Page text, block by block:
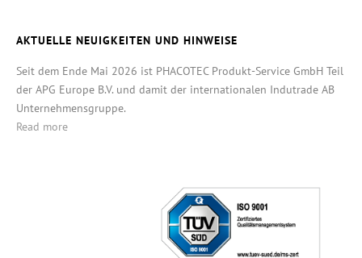
AKTUELLE NEUIGKEITEN UND HINWEISE
Seit dem Ende Mai 2026 ist PHACOTEC Produkt-Service GmbH Teil
der APG Europe B.V. und damit der internationalen Indutrade AB
Unternehmensgruppe.
Read more